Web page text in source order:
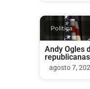
Politica
Andy Ogles
agosto 7,